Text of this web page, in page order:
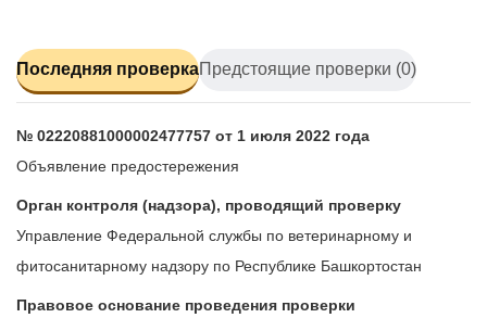
Последняя проверкаПредстоящие проверки (0)
№ 02220881000002477757 от 1 июля 2022 года
Объявление предостережения
Орган контроля (надзора), проводящий проверку
Управление Федеральной службы по ветеринарному и
фитосанитарному надзору по Республике Башкортостан
Правовое основание проведения проверки